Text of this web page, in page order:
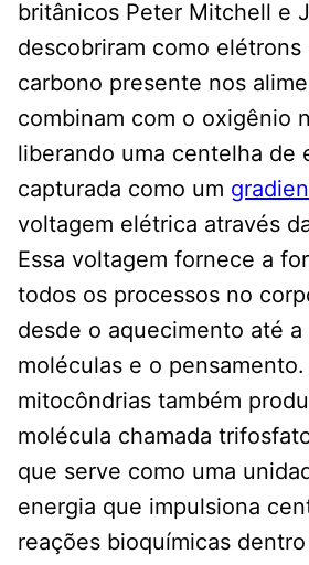
britânicos Peter Mitchell e
descobriram como elétrons
carbono presente nos
combinam com o oxigênio
liberando uma centelha de
capturada como um
voltagem elétrica através
Essa voltagem fornece a
todos os processos no
desde o aquecimento até
moléculas e o
mitocôndrias também
molécula chamada
que serve como uma
energia que impulsiona
reações bioquímicas